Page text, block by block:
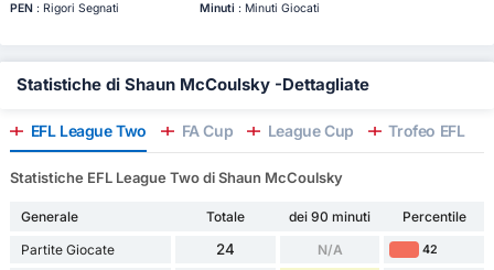
PEN: Rigori Segnati Minuti : Minuti Giocati
Statistiche di Shaun McCoulsky -Dettagliate
EFL League Two FA Cup League Cup Trofeo EFL
Statistiche EFL League Two di Shaun McCoulsky
Generale Totale dei 90 minuti
Percentile
Partite Giocate
24 N/A 42